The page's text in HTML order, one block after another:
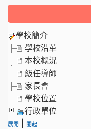
學校簡介
學校沿革
本校概況
級任導師
家長會
學校位置
行政單位
展開 闔起